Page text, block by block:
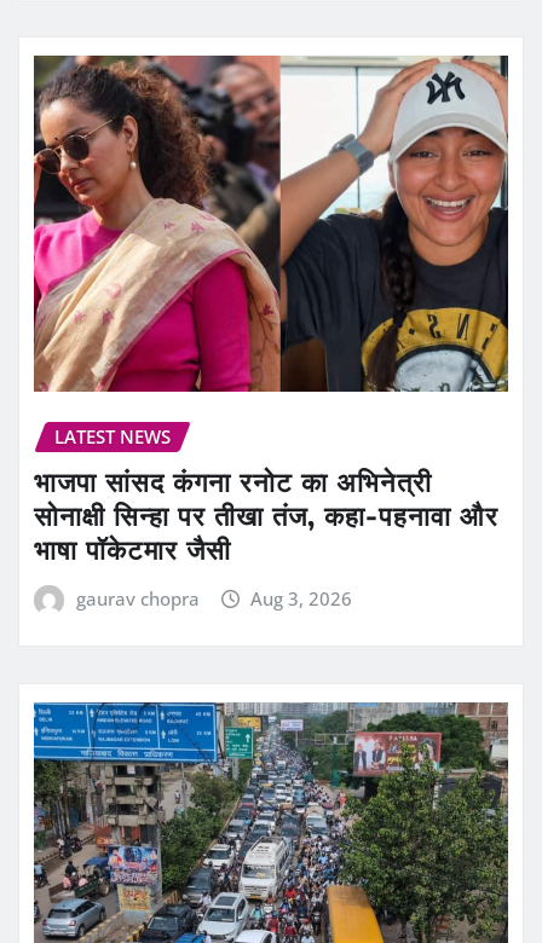
LATEST NEWS
भाजपा सांसद कंगना रनोट का अभिनेत्री
सोनाक्षी सिन्हा पर तीखा तंज, कहा-पहनावा और
भाषा पॉकेटमार जैसी
gaurav chopra Aug 3, 2026